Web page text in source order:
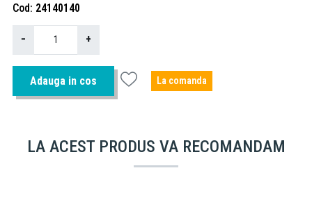
Cod 24140140
− +
Adauga in cos La comanda
LA ACEST PRODUS VA RECOMANDAM